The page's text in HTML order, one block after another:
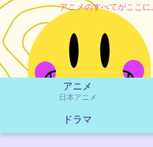
アニメのすべてがここ
アニメ
日本アニメ
ドラマ